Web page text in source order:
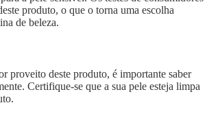
produto, o que o torna uma escolha
de beleza.
proveito deste produto, é importante saber
Certifique-se que a sua pele esteja limpa